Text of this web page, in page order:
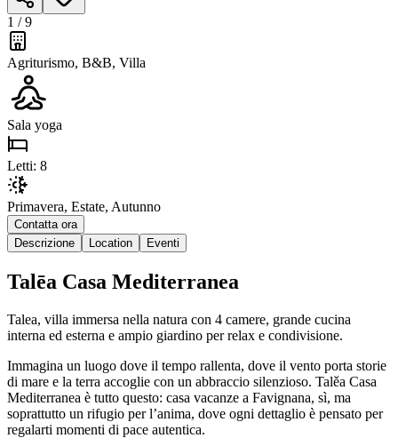
1 /9
Agriturismo, B&B, Villa
Sala yoga
Letti: 8
Primavera, Estate, Autunno
Contatta ora
Descrizione
Location Eventi
Talēa Casa Mediterranea
Talea, villa immersa nella natura con 4 camere, grande cucina
interna ed esterna e ampio giardino per relax e condivisione.
Immagina un luogo dove il tempo rallenta, dove il vento porta storie
di mare e la terra accoglie con un abbraccio silenzioso. Talěa Casa
Mediterranea è tutto questo: casa vacanze a Favignana, sì, ma
soprattutto un rifugio per l’anima, dove ogni dettaglio è pensato per
regalarti momenti di pace autentica.